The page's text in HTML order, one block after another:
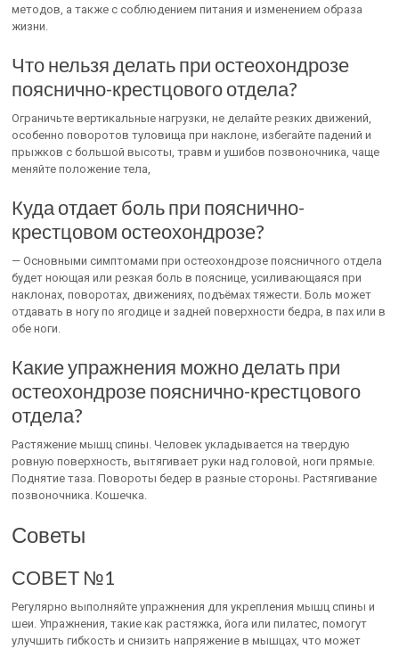
методов, а также с соблюдением питания и изменением образа
жизни.
Что нельзя делать при остеохондрозе
пояснично-крестцового отдела?
Ограничьте вертикальные нагрузки, не делайте резких движений,
особенно поворотов туловища при наклоне, избегайте падений и
прыжков с большой высоты, травм и ушибов позвоночника, чаще
меняйте положение тела,
Куда отдает боль при пояснично-
крестцовом остеохондрозе?
— Основными симптомами при остеохондрозе поясничного отдела
будет ноющая или резкая боль в пояснице, усиливающаяся при
наклонах, поворотах, движениях, подъёмах тяжести. Боль может
отдавать в ногу по ягодице и задней поверхности бедра, в пах или в
обе ноги.
Какие упражнения можно делать при
остеохондрозе пояснично-крестцового
отдела?
Растяжение мышц спины. Человек укладывается на твердую
ровную поверхность, вытягивает руки над головой, ноги прямые.
Поднятие таза. Повороты бедер в разные стороны. Растягивание
позвоночника. Кошечка.
Советы
СОВЕТ №1
Регулярно выполняйте упражнения для укрепления мышц спины и
шеи. Упражнения, такие как растяжка, йога или пилатес, помогут
улучшить гибкость и снизить напряжение в мышцах, что может